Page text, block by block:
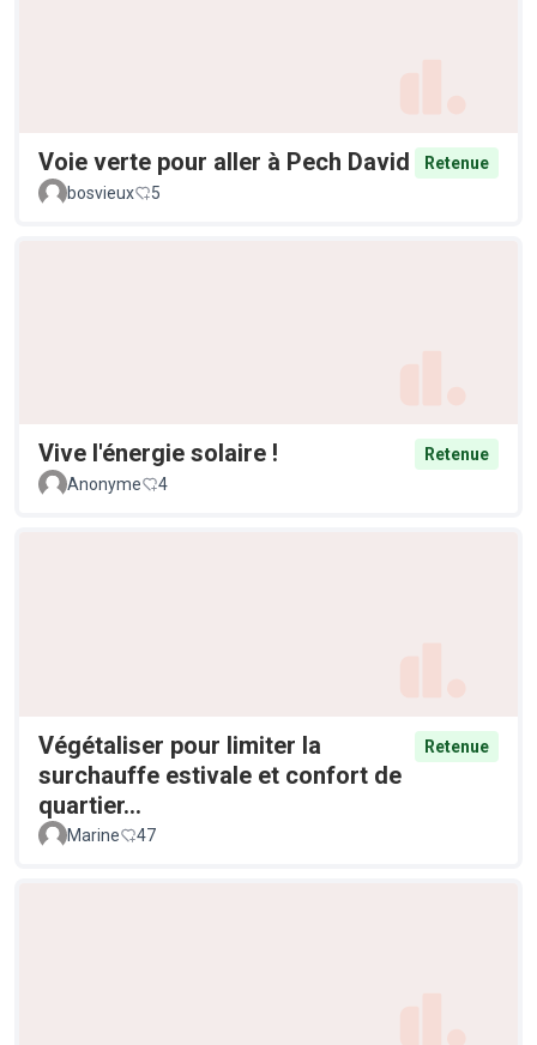
Voie verte pour aller à Pech David
Retenue
bosvieux
5
Vive l'énergie solaire !
Retenue
Anonyme
4
Végétaliser pour limiter la
surchauffe estivale et confort de
quartier...
Retenue
Marine 47